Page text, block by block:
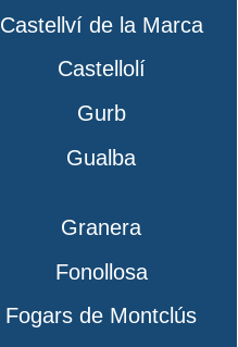
Castellví de la Marca
Castellolí
Gurb
Gualba
Granera
Fonollosa
Fogars de Montclús